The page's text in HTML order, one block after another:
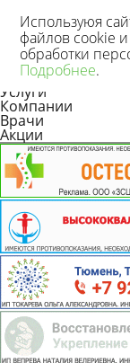
Новости
Статьи
Услуги
Компании
Врачи
Акции
Используюя
файлов cookie
обработки
Подробнее.